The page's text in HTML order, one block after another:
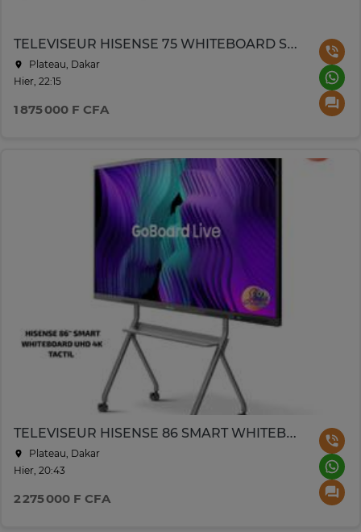
TELEVISEUR HISENSE 75 WHITEBOARD SMART UHD 4K TACTILE
Plateau, Dakar
Hier, 22:15
1 875 000 F CFA
TELEVISEUR HISENSE 86 SMART WHITEBOARD UHD 4K TACTIL 86MR6DE
Plateau, Dakar
Hier, 20:43
2 275 000 F CFA